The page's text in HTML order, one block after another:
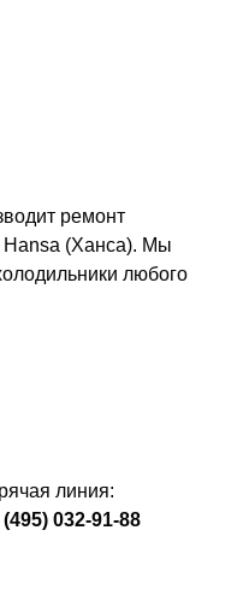
ремонт
Hansa (Ханса). Мы
любого
линия:
(495) 032-91-88